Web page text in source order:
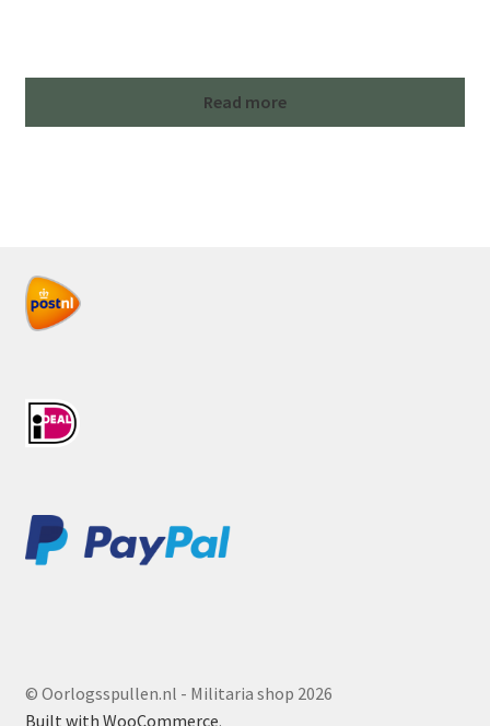
Read more
© Oorlogsspullen.nl - Militaria shop 2026
Built with WooCommerce.